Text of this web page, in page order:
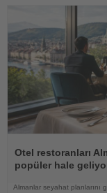
Oku
Otel restoranları
popüler hale
Almanlar seyahat planlarını